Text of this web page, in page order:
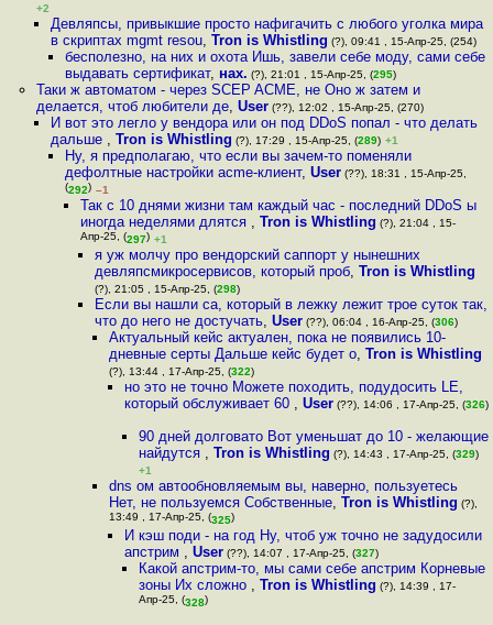
+2
Девляпсы, привыкшие просто нафигачить с любого уголка мира
в скриптах mgmt resou, Tron is Whistling (?), 09:41 , 15-Апр-25, (254)
бесполезно, на них и охота Ишь, завели себе моду, сами себе
выдавать сертификат, нах. (?), 21:01 , 15-Апр-25, (295)
Таки ж автоматом - через SCEP ACME, не Оно ж затем и
делается, чтоб любители де, User(??), 12:02 , 15-Апр-25, (270)
И вот это легло у вендора или он под DDoS попал - что делать
дальше , Tron is Whistling (?), 17:29 , 15-Апр-25, (289) +1
Ну, я предполагаю, что если вы зачем-то поменяли
дефолтные настройки acme-клиент,User (??), 18:31 , 15-Апр-25,
(292) –1
Так с 10 днями жизни там каждый час - последний DDoS ы
иногда неделями длятся , Tron is Whistling (?), 21:04 , 15-
Апр-25, (297) +1
я уж молчу про вендорский саппорт у нынешних
девляпсмикросервисов, который проб, Tron is Whistling
(?), 21:05 , 15-Апр-25, (298)
Если вы нашли ca, который в лежку лежит трое суток так,
что до него не достучать, User(??), 06:04 , 16-Апр-25, (306)
Актуальный кейс актуален, пока не появились 10-
дневные серты Дальше кейс будет о,Tron is Whistling
(?), 13:44 , 17-Апр-25, (322)
но это не точно Можете походить, подудосить LE,
который обслуживает 60 , User(??), 14:06 , 17-Апр-25, (326)
90 дней долговато Вот уменьшат до 10 - желающие
найдутся , Tron is Whistling (?), 14:43 , 17-Апр-25, (329)
+1
dns ом автообновляемым вы, наверно, пользуетесь
Нет, не пользуемся Собственные,Tron is Whistling (?),
13:49 , 17-Апр-25, (325)
И кэш поди - на год Ну, чтоб уж точно не задудосили
апстрим , User(??), 14:07 , 17-Апр-25, (327)
Какой апстрим-то, мы сами себе апстрим Корневые
зоны Их сложно , Tron is Whistling (?), 14:39 , 17-
Апр-25, (328)